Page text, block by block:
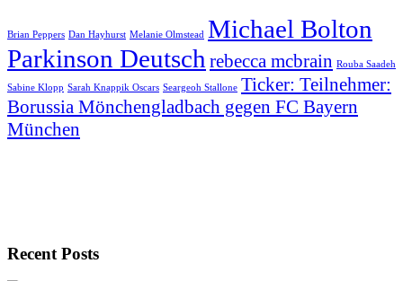
Brian Peppers Dan Hayhurst Melanie Olmstead Michael Bolton
Parkinson Deutsch rebecca mcbrain Rouba Saadeh
Sabine Klopp Sarah Knappik Oscars Seargeoh Stallone Ticker: Teilnehmer:
Borussia Mönchengladbach gegen FC Bayern
München
Recent Posts